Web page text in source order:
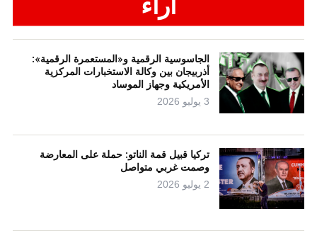
الجاسوسية الرقمية و«المستعمرة الرقمية»:
أذربيجان بين وكالة الاستخبارات المركزية
الأمريكية وجهاز الموساد
3 يوليو 2026
تركيا قبيل قمة الناتو: حملة على المعارضة
وصمت غربي متواصل
2 يوليو 2026